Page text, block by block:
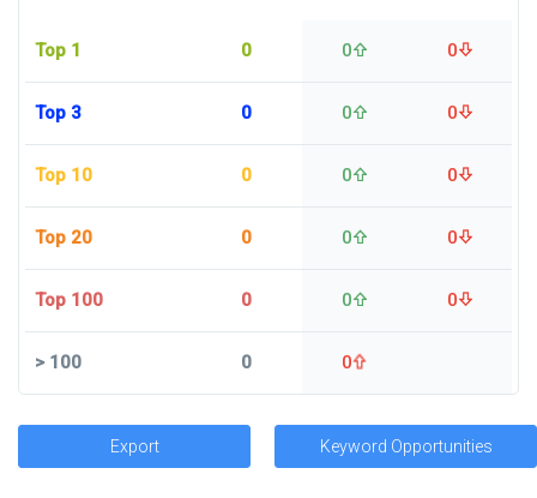
Top 1 0 0 0
Top 3 0 0 0
Top 10 0 0 0
Top 20 0 0 0
Top 100 0 0 0
>100 0 0
Export Keyword Opportunities